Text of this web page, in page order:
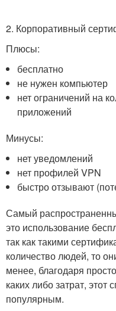
2. Корпоративный
Плюсы:
бесплатно
не нужен компьютер
нет ограничений на
приложений
Минусы:
нет уведомлений
нет профилей VPN
быстро отзывают
Самый
это использование
так как такими
количество людей, то
менее, благодаря
каких либо затрат, этот
популярным.